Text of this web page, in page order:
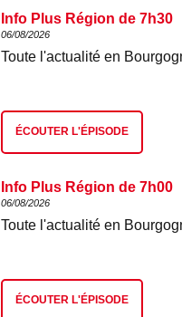
Info Plus Région de 7h30
06/08/2026
Toute l'actualité en
ÉCOUTER L'ÉPISODE
Info Plus Région de 7h00
06/08/2026
Toute l'actualité en
ÉCOUTER L'ÉPISODE